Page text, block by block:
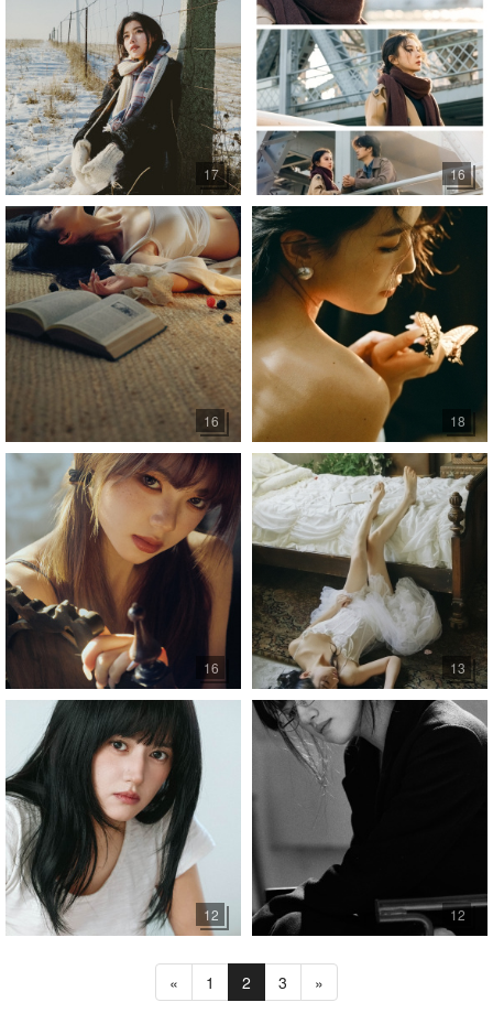
17 16
16 18
16 13
12 12
« 1 2 3 »